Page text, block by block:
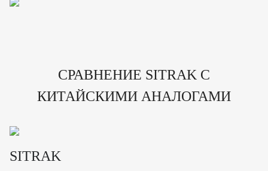
СРАВНЕНИЕ SITRAK С
КИТАЙСКИМИ АНАЛОГАМИ
SITRAK